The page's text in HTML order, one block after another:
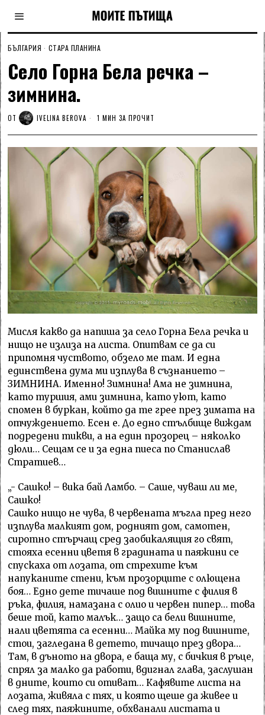
БЪЛГАРИЯ · СТАРА ПЛАНИНА
Село Горна Бела речка –
зимнина.
ОТ IVELINA BEROVA 1 МИН ЗА ПРОЧИТ
Мисля какво да напиша за село Горна Бела речка и
нищо не излиза на листа. Опитвам се да си
припомня чуството, обзело ме там. И една
единствена дума ми изплува в съзнанието –
ЗИМНИНА. Именно! Зимнина! Ама не зимнина,
като туршия, ами зимнина, като уют, като
спомен в буркан, който да те грее през зимата на
отчуждението. Есен е. До едно стълбище виждам
подредени тикви, а на един прозорец – няколко
дюли… Сещам се и за една пиеса по Станислав
Стратиев…
„- Сашко! – вика бай Ламбо. – Саше, чуваш ли ме,
Сашко!
Сашко нищо не чува, в червената мъгла пред него
изплува малкият дом, родният дом, самотен,
сиротно стърчащ сред заобикалящия го свят,
стояха есенни цветя в градината и паяжини се
спускаха от лозата, от стрехите към
напуканите стени, към прозорците с олющена
боя… Едно дете тичаше под вишните с филия в
ръка, филия, намазана с олио и червен пипер… това
беше той, като малък… защо са бели вишните,
нали цветята са есенни… Майка му под вишните,
стои, загледана в детето, тичащо през двора…
Там, в дъното на двора, е баща му, с бичкия в ръце,
спрял за малко да работи, вдигнал глава, заслушан
в дните, които си отиват… Кафявите листа на
лозата, живяла с тях, и която щеше да живее и
след тях, паяжините, обхванали листата и